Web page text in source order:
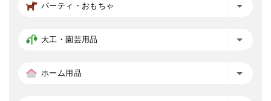
パーティ・おもちゃ
大工・園芸用品
ホーム用品